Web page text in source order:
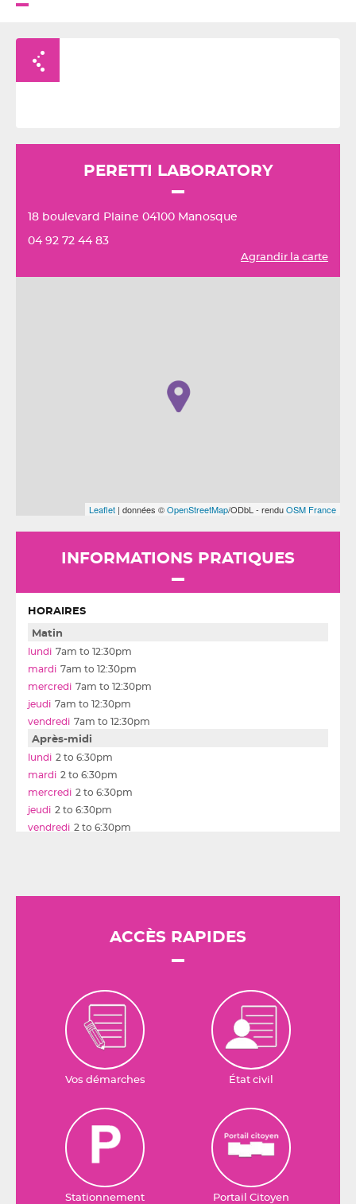
PERETTI LABORATORY
18 boulevard Plaine 04100 Manosque
04 92 72 44 83
Agrandir la carte
Leaflet | données ©OpenStreetMap/ODbL - renduOSM France
INFORMATIONS PRATIQUES
HORAIRES
Matin
7am to 12:30pm
7am to 12:30pm
7am to 12:30pm
7am to 12:30pm
7am to 12:30pm
Après-midi
2 to 6:30pm
2 to 6:30pm
2 to 6:30pm
2 to 6:30pm
2 to 6:30pm
ACCÈS RAPIDES
Vos démarches État civil
Stationnement Portail Citoyen